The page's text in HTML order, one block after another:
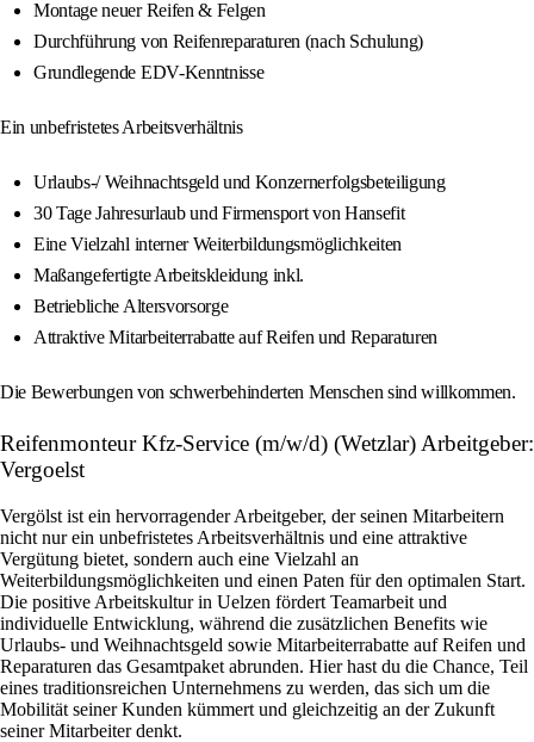
Montage neuer Reifen & Felgen
Durchführung von Reifenreparaturen (nach Schulung)
Grundlegende EDV-Kenntnisse
Ein unbefristetes Arbeitsverhältnis
Urlaubs-/ Weihnachtsgeld und Konzernerfolgsbeteiligung
30 Tage Jahresurlaub und Firmensport von Hansefit
Eine Vielzahl interner Weiterbildungsmöglichkeiten
Maßangefertigte Arbeitskleidung inkl.
Betriebliche Altersvorsorge
Attraktive Mitarbeiterrabatte auf Reifen und Reparaturen
Die Bewerbungen von schwerbehinderten Menschen sind willkommen.
Reifenmonteur Kfz-Service (m/w/d) (Wetzlar) Arbeitgeber:
Vergoelst
Vergölst ist ein hervorragender Arbeitgeber, der seinen Mitarbeitern
nicht nur ein unbefristetes Arbeitsverhältnis und eine attraktive
Vergütung bietet, sondern auch eine Vielzahl an
Weiterbildungsmöglichkeiten und einen Paten für den optimalen Start.
Die positive Arbeitskultur in Uelzen fördert Teamarbeit und
individuelle Entwicklung, während die zusätzlichen Benefits wie
Urlaubs- und Weihnachtsgeld sowie Mitarbeiterrabatte auf Reifen und
Reparaturen das Gesamtpaket abrunden. Hier hast du die Chance, Teil
eines traditionsreichen Unternehmens zu werden, das sich um die
Mobilität seiner Kunden kümmert und gleichzeitig an der Zukunft
seiner Mitarbeiter denkt.